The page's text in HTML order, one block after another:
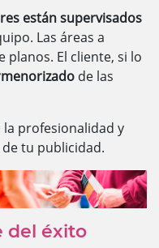
están supervisados
Las áreas a
El cliente, si lo
de las
la profesionalidad y
tu publicidad.
del éxito